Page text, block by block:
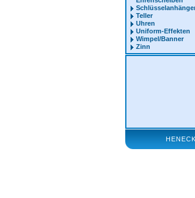
Teller
Uhren
Uniform-Effekten
Wimpel/Banner
Zinn